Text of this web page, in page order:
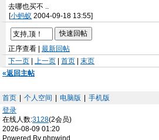
去哪也买不 ..
[小蚂蚁 2004-09-18 13:55]
正序查看 | 最新回帖
下一页
上一页 首页
末页
«返回主帖
首页 个人空间 电脑版
手机版
登录
在线人数:3128(2会员)
2026-08-09 01:20
Powered By phpwind